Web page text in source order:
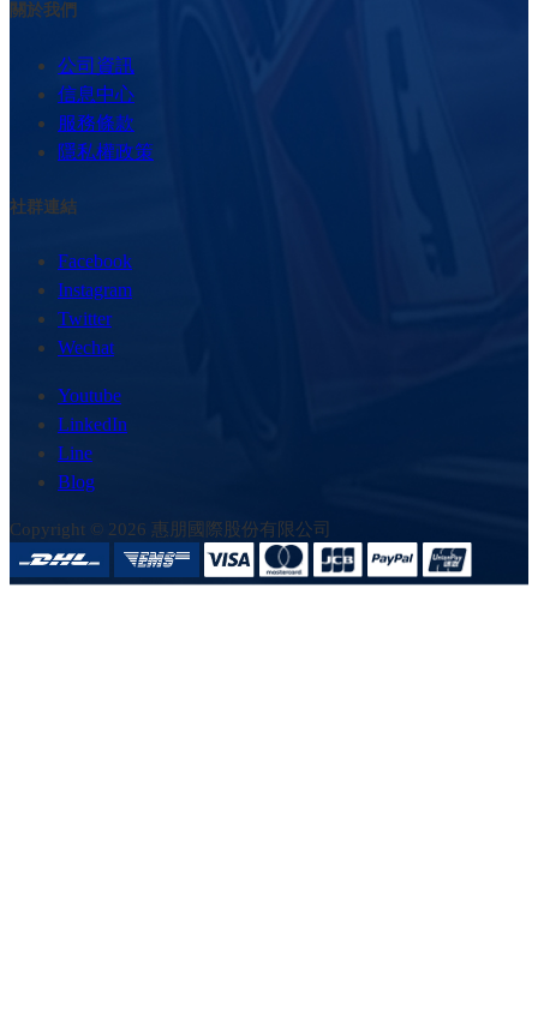
關於我們
公司資訊
信息中心
服務條款
隱私權政策
社群連結
Facebook
Instagram
Twitter
Wechat
Youtube
LinkedIn
Line
Blog
Copyright © 2026 惠朋國際股份有限公司